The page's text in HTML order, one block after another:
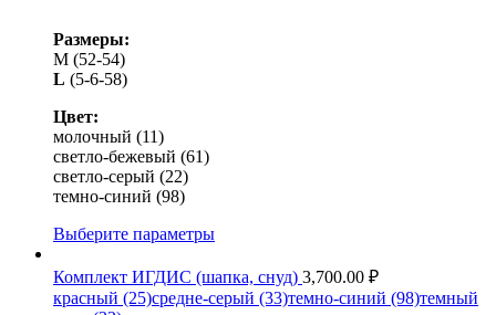
Размеры:
М (52-54)
L (5-6-58)
Цвет:
молочный (11)
светло-бежевый (61)
светло-серый (22)
темно-синий (98)
Выберите параметры
Комплект ИГДИС (шапка, снуд) 3,700.00 ₽
красный (25)средне-серый (33)темно-синий (98)темный